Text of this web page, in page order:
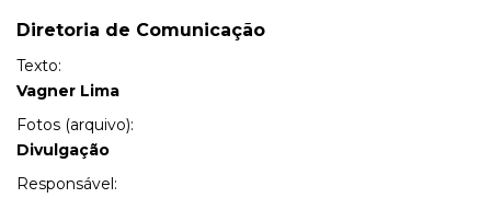
Diretoria de Comunicação
Texto:
Vagner Lima
Fotos (arquivo):
Divulgação
Responsável: